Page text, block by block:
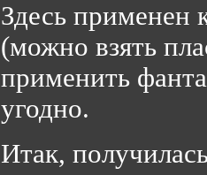
Здесь применен
(можно взять
применить
угодно.
Итак,